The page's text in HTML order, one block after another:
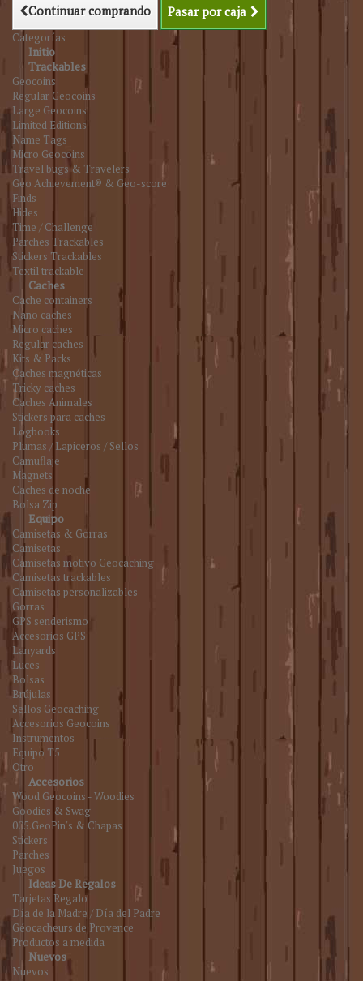
Continuar comprando Pasar por caja
Categorías
Initio
Trackables
Geocoins
Regular Geocoins
Large Geocoins
Limited Editions
Name Tags
Micro Geocoins
Travel bugs & Travelers
Geo Achievement® & Geo-score
Finds
Hides
Time / Challenge
Parches Trackables
Stickers Trackables
Textil trackable
Caches
Cache containers
Nano caches
Micro caches
Regular caches
Kits & Packs
Caches magnéticas
Tricky caches
Caches Animales
Stickers para caches
Logbooks
Plumas / Lapiceros / Sellos
Camuflaje
Magnets
Caches de noche
Bolsa Zip
Equipo
Camisetas & Gorras
Camisetas
Camisetas motivo Geocaching
Camisetas trackables
Camisetas personalizables
Gorras
GPS senderismo
Accesorios GPS
Lanyards
Luces
Bolsas
Brújulas
Sellos Geocaching
Accesorios Geocoins
Instrumentos
Equipo T5
Otro
Accesorios
Wood Geocoins - Woodies
Goodies & Swag
005.GeoPin's & Chapas
Stickers
Parches
Juegos
Ideas De Regalos
Tarjetas Regalo
Día de la Madre / Día del Padre
Géocacheurs de Provence
Productos a medida
Nuevos
Nuevos